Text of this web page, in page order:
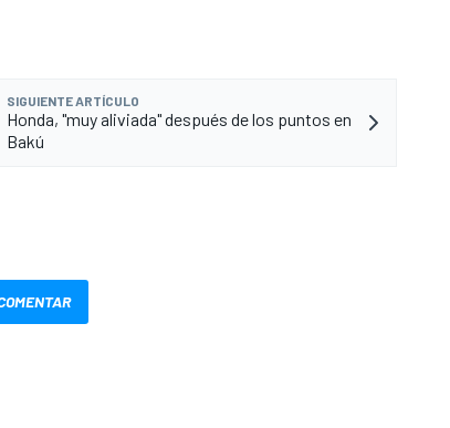
SIGUIENTE ARTÍCULO
Honda, "muy aliviada" después de los puntos en
Bakú